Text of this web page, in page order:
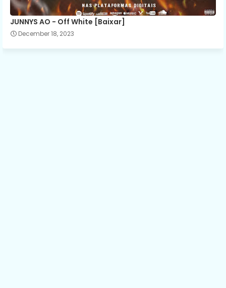
JUNNYS AO - Off White [Baixar]
December 18, 2023